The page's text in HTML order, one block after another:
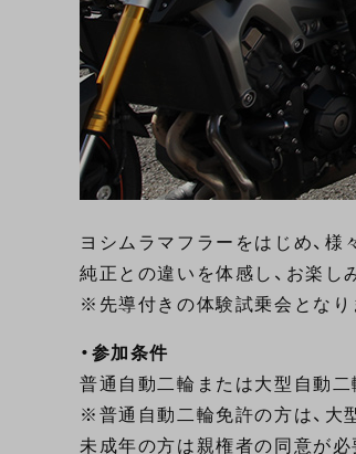
ヨシムラマフラーをはじめ、様
純正との違いを体感し、お楽し
※先導付きの体験試乗会となり
・参加条件
普通自動二輪または大型自動二
※普通自動二輪免許の方は、大
未成年の方は親権者の同意が必